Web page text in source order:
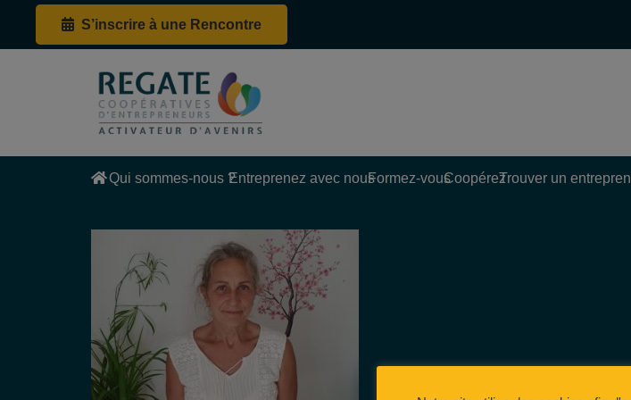
S’inscrire à une Rencontre
Qui sommes-nous ?Entreprenez avec nousFormez-vousCoopérezTrouver un